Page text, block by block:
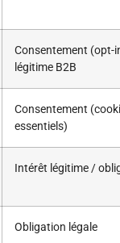
Consentement (opt-
légitime B2B
Consentement
essentiels)
Intérêt légitime /
Obligation légale